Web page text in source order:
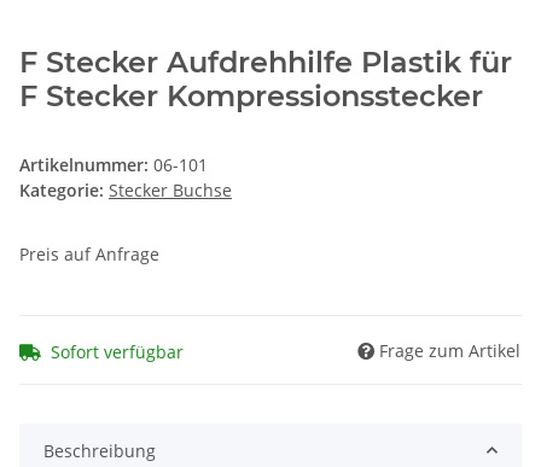
F Stecker Aufdrehhilfe Plastik für
F Stecker Kompressionsstecker
Artikelnummer: 06-101
Kategorie: Stecker Buchse
Preis auf Anfrage
Sofort verfügbar Frage zum Artikel
Beschreibung